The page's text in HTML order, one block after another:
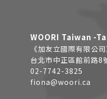
WOORI Taiwan -
《加友立國際有限公司
台北市中正區館前路8
02-7742-3825
fiona@woori.ca